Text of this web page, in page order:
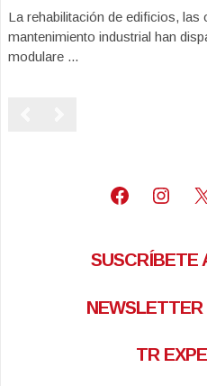
La rehabilitación de edificios, las
mantenimiento industrial han
modulare ...
Facebook
X
SUSCRÍBETE
TR